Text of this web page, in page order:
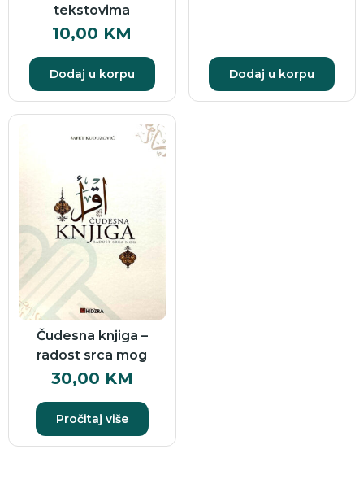
tekstovima
10,00 KM
Dodaj u korpu Dodaj u korpu
Čudesna knjiga –
radost srca mog
30,00 KM
Pročitaj više